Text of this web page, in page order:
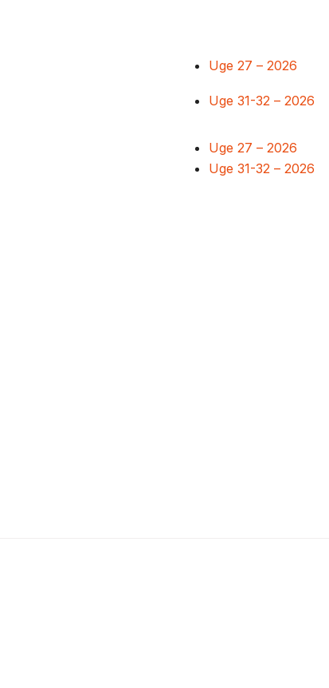
Uge 27 – 2026
Uge 31-32 – 2026
Uge 27 – 2026
Uge 31-32 – 2026